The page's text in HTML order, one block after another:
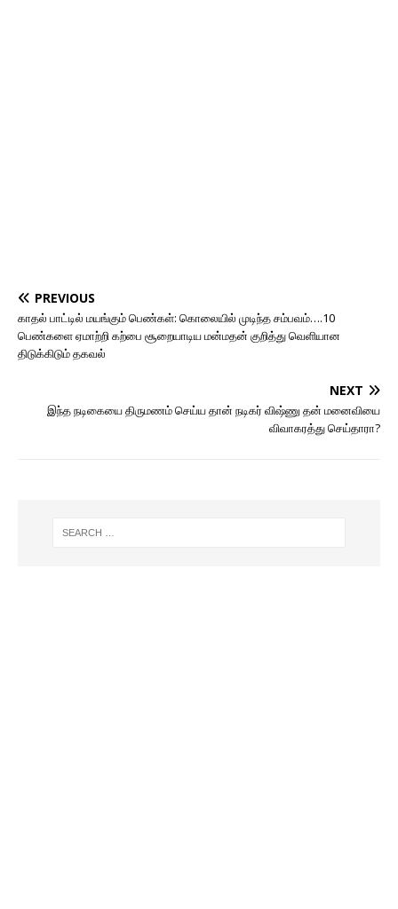
PREVIOUS
காதல் பாட்டில் மயங்கும் பெண்கள்: கொலையில் முடிந்த சம்பவம்….10
பெண்களை ஏமாற்றி கற்பை சூறையாடிய மன்மதன் குறித்து வெளியான
திடுக்கிடும் தகவல்
NEXT
இந்த நடிகையை திருமணம் செய்ய தான் நடிகர் விஷ்ணு தன் மனைவியை
விவாகரத்து செய்தாரா?